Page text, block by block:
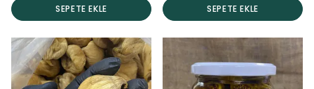
SEPETE EKLE SEPETE EKLE